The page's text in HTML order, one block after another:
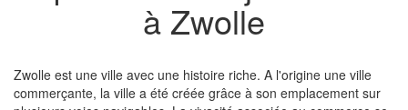
à Zwolle
Zwolle est une ville avec une histoire riche. A l'origine une ville
commerçante, la ville a été créée grâce à son emplacement sur